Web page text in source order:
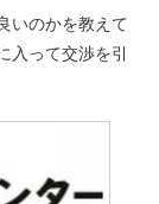
いのかを教えて
入って交渉を引